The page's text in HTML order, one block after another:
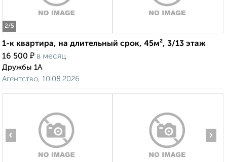
2/5
1-к квартира, на длительный срок, 45м², 3/13 этаж
16 500 ₽ в месяц
Дружбы 1А
Агентство, 10.08.2026
‹ ›